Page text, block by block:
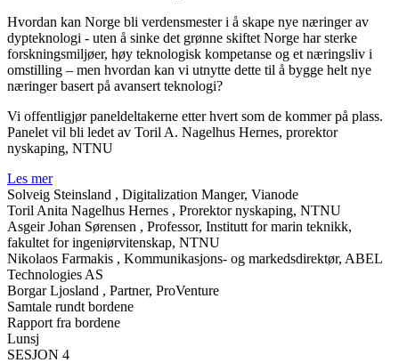
Hvordan kan Norge bli verdensmester i å skape nye næringer av
dypteknologi - uten å sinke det grønne skiftet Norge har sterke
forskningsmiljøer, høy teknologisk kompetanse og et næringsliv i
omstilling – men hvordan kan vi utnytte dette til å bygge helt nye
næringer basert på avansert teknologi?
Vi offentligjør paneldeltakerne etter hvert som de kommer på plass.
Panelet vil bli ledet av Toril A. Nagelhus Hernes, prorektor
nyskaping, NTNU
Les mer
Solveig Steinsland , Digitalization Manger, Vianode
Toril Anita Nagelhus Hernes , Prorektor nyskaping, NTNU
Asgeir Johan Sørensen , Professor, Institutt for marin teknikk,
fakultet for ingeniørvitenskap, NTNU
Nikolaos Farmakis , Kommunikasjons- og markedsdirektør, ABEL
Technologies AS
Borgar Ljosland , Partner, ProVenture
Samtale rundt bordene
Rapport fra bordene
Lunsj
SESJON 4